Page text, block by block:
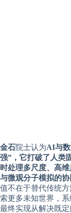
金石院士认为AI与
强”，它打破了人类
时处理多尺度、高
与微观分子模拟的协
值不在于替代传统
索更多未知世界，
最终实现从解决既定